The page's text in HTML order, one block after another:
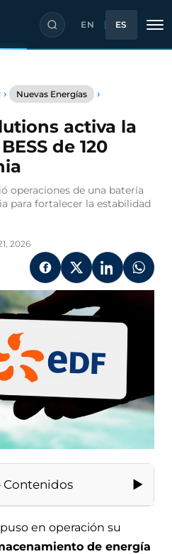
EN ES
› Nuevas Energías ›
activa
la
mayor
de
120
activa la
de 120
operaciones de una batería
para fortalecer la estabilidad
2026
Contenidos
puso en operación su
de energía